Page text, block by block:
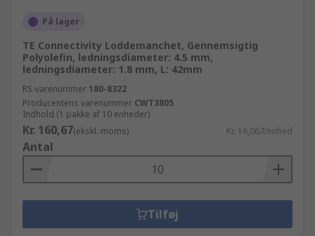
På lager
TE Connectivity Loddemanchet, Gennemsigtig
Polyolefin, ledningsdiameter: 4.5 mm,
ledningsdiameter: 1.8 mm, L: 42mm
RS-varenummer 180-8322
Producentens varenummer CWT3805
Indhold (1 pakke af 10 enheder)
Kr. 160,67(ekskl. moms) Kr. 16,067/enhed
Antal
Tilføj